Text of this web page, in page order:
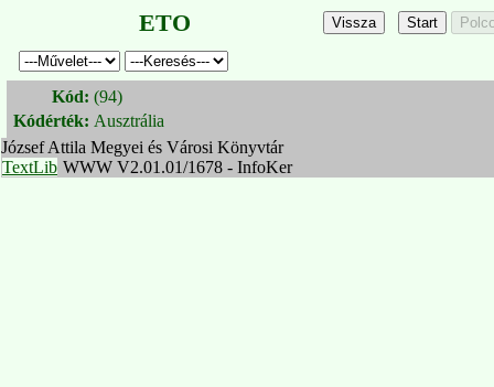
ETO
Kód: (94)
Kódérték: Ausztrália
József Attila Megyei és Városi Könyvtár
TextLib WWW V2.01.01/1678 - InfoKer